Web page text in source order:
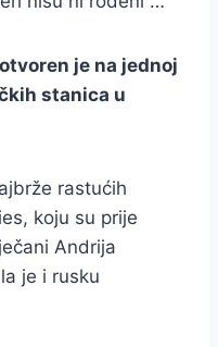
je na jednoj
stanica u
rastućih
koju su prije
Andrija
je i rusku